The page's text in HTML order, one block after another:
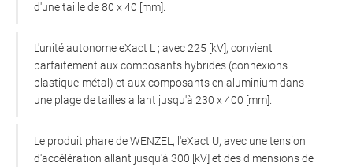
d'une taille de 80 x 40 [mm].
L'unité autonome eXact L ; avec 225 [kV], convient
parfaitement aux composants hybrides (connexions
plastique-métal) et aux composants en aluminium dans
une plage de tailles allant jusqu'à 230 x 400 [mm].
Le produit phare de WENZEL, l'eXact U, avec une tension
d'accélération allant jusqu'à 300 [kV] et des dimensions de